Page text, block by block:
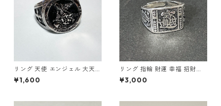
リング 天使 エンジェル 大天使
ミカエル 十字架 クロス 指輪
ステンレス メンズアクセサリ
¥1,600
リング 指輪 財運 幸福 招財進
寶 (しょうざいしんぽう) 宝船
縁起物
¥3,000